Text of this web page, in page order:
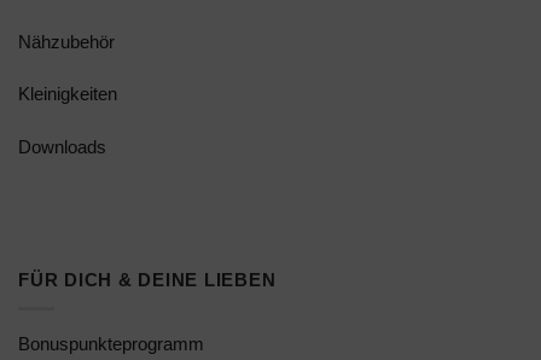
Nähzubehör
Kleinigkeiten
Downloads
FÜR DICH & DEINE LIEBEN
Bonuspunkteprogramm